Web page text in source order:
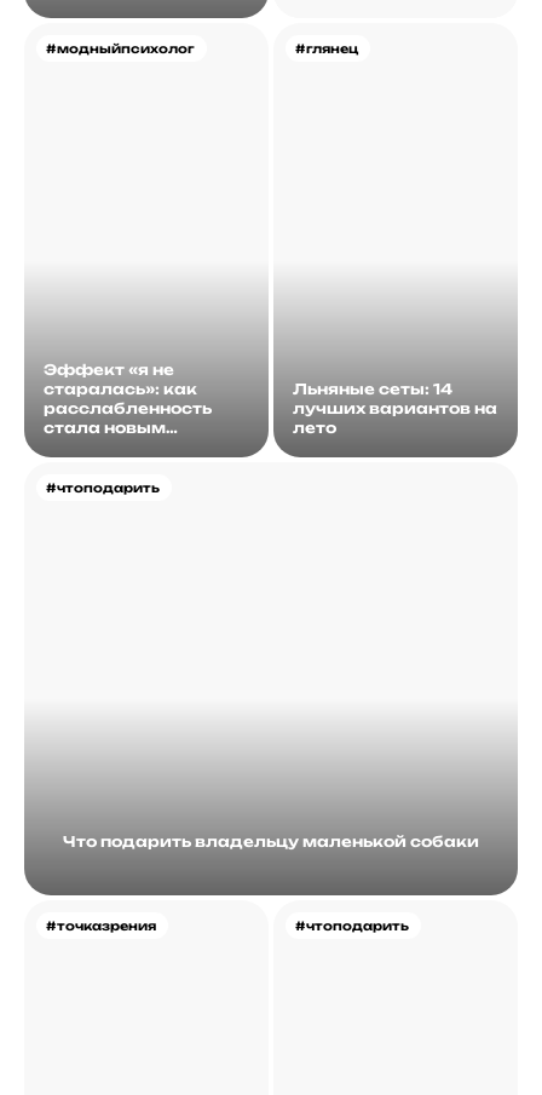
#модныйпсихолог
Эффект «я не
старалась»: как
расслабленность
стала новым
#чтоподарить
Что подарить владельцу маленькой собаки
#глянец
Льняные сеты: 14
лучших вариантов на
лето
#точказрения #чтоподарить